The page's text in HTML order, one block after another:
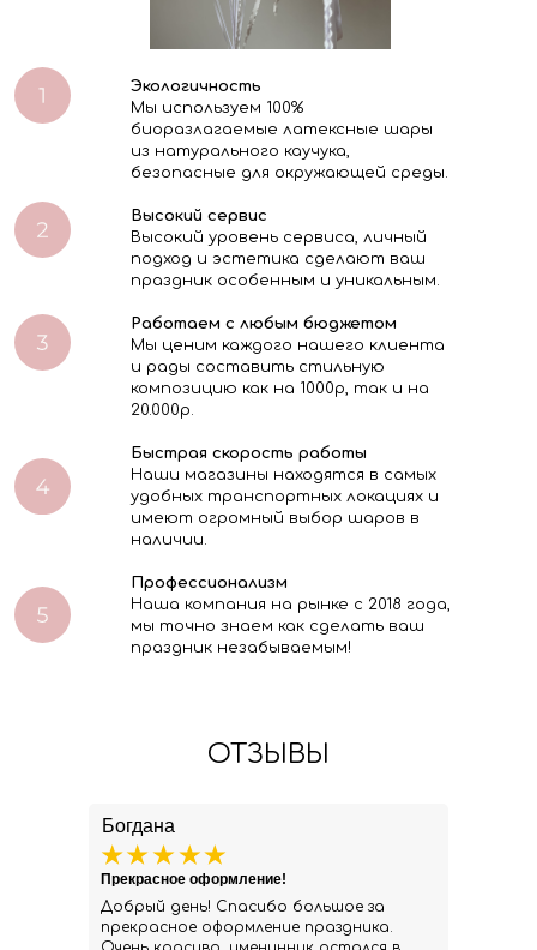
Экологичность
Мы используем 100%
биоразлагаемые латексные шары
из натурального каучука,
безопасные для окружающей среды.
Высокий сервис
Высокий уровень сервиса, личный
подход и эстетика сделают ваш
праздник особенным и уникальным.
Работаем с любым бюджетом
Мы ценим каждого нашего клиента
и рады составить стильную
композицию как на 1000р, так и на
20.000р.
Быстрая скорость работы
Наши магазины находятся в самых
удобных транспортных локациях и
имеют огромный выбор шаров в
наличии.
Профессионализм
Наша компания на рынке с 2018 года,
мы точно знаем как сделать ваш
праздник незабываемым!
ОТЗЫВЫ
Богдана
Добрый день! Спасибо большое за
прекрасное оформление праздника.
Прекрасное оформление!